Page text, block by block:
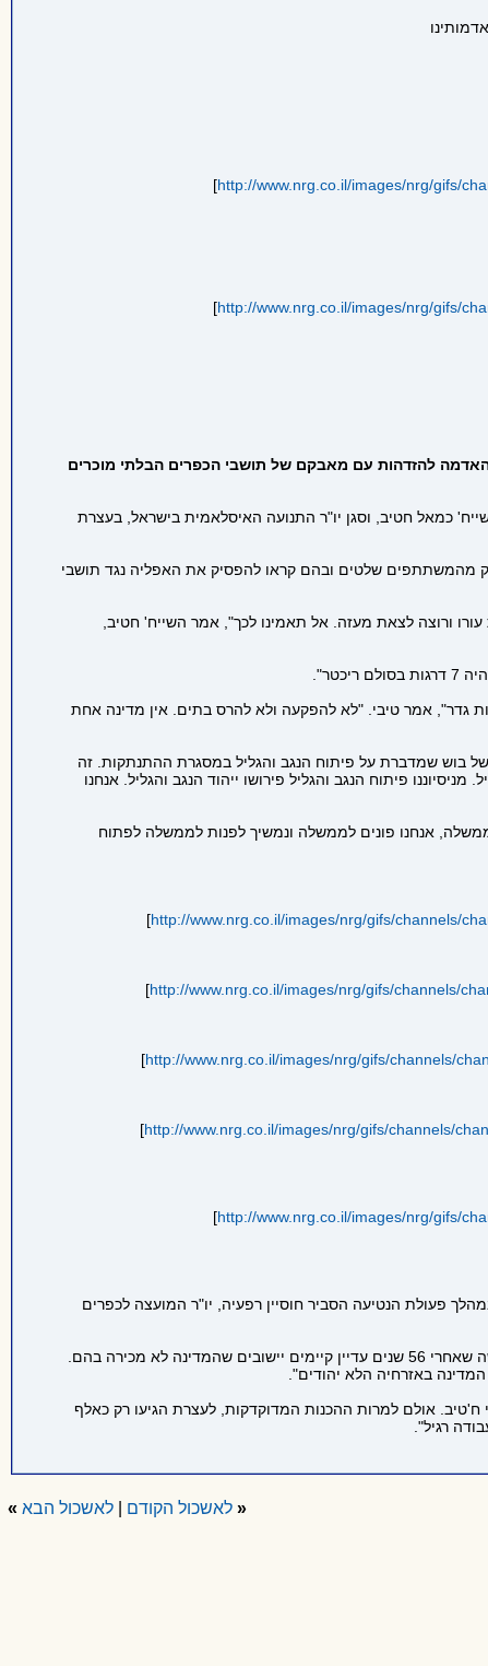
http://www.nrg.co.il/images/nrg/gifs/
]
http://www.nrg.co.il/images/nrg/gifs/
]
לאחד את אירועי יום האדמה להזדהות עם מאבקם של תושבי הכפרים הבלתי מוכרים
כמאל חטיב, וסגן יו"ר התנועה האיסלאמית בישראל, בעצרת
מהמשתתפים שלטים ובהם קראו להפסיק את האפליה נגד תושבי
ורוצה לצאת מעזה. אל תאמינו לכך", אמר השייח' חטיב,
גדר", אמר טיבי. "לא להפקעה ולא להרס בתים. אין מדינה אחת
שמדברת על פיתוח הנגב והגליל במסגרת ההתנתקות. זה
פיתוח הנגב והגליל פירושו ייהוד הנגב והגליל. אנחנו
אנחנו פונים לממשלה ונמשיך לפנות לממשלה לפתוח
http://www.nrg.co.il/images/nrg/gifs/channels/
]
http://www.nrg.co.il/images/nrg/gifs/channels/
]
http://www.nrg.co.il/images/nrg/gifs/channels/
]
http://www.nrg.co.il/images/nrg/gifs/channels/
]
http://www.nrg.co.il/images/nrg/gifs/
]
פעולת הנטיעה הסביר חוסיין רפעיה, יו"ר המועצה לכפרים
באירוע נאם גם ח"כ טלב אל-סאנע (רע"ם) שאמר: "התנאים פה יותר גרועים מהתנאים במחנה הפליטים, אבל פה מדובר בתושבים בישראל. זו בושה שאחרי 56 שנים עדיין קיימים יישובים שהמדינה לא מכירה בהם.
באזרחיה הלא יהודים".
ח'טיב. אולם למרות ההכנות המדוקדקות, לעצרת הגיעו רק כאלף
רגיל".
« לאשכול הקודם |לאשכול הבא »